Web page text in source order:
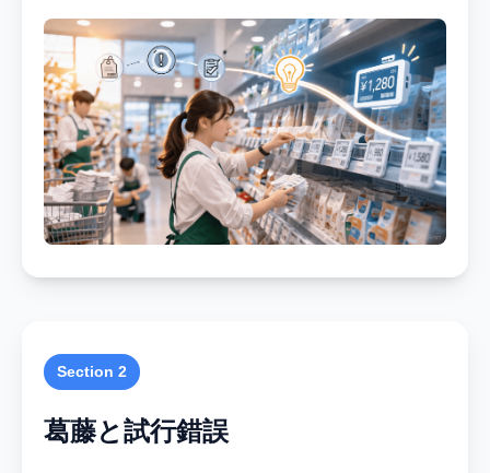
Section 2
葛藤と試行錯誤